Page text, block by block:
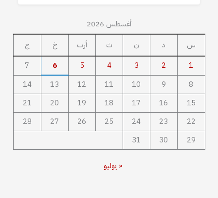
أغسطس 2026
س
د ن ث أرب خ
ج
1
2
3
4
5
6
7
8
9
10
11
12
13
14
15
16
17
18
19
20
21
22
23
24
25
26
27
28
29
30
31
« يوليو